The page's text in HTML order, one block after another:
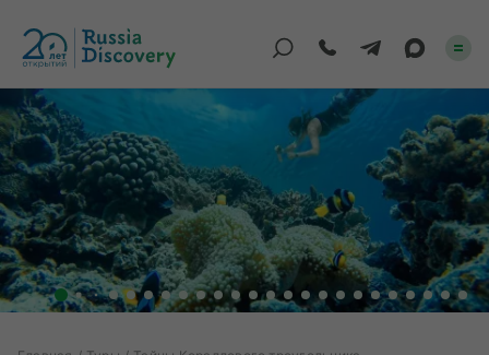
Каталог туров
По России
Регионы
По миру